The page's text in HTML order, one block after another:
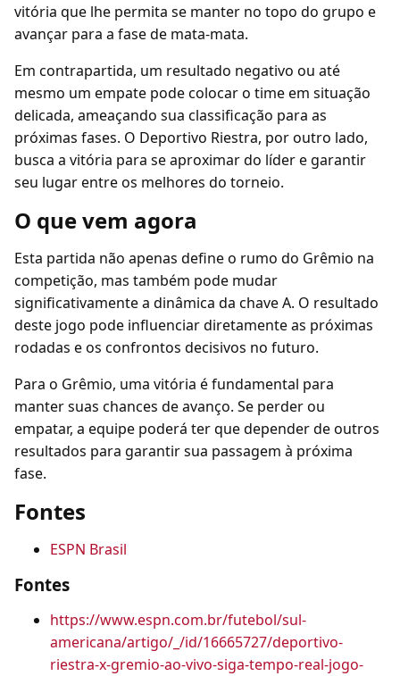
vitória que lhe permita se manter no topo do grupo e
avançar para a fase de mata-mata.
Em contrapartida, um resultado negativo ou até
mesmo um empate pode colocar o time em situação
delicada, ameaçando sua classificação para as
próximas fases. O Deportivo Riestra, por outro lado,
busca a vitória para se aproximar do líder e garantir
seu lugar entre os melhores do torneio.
O que vem agora
Esta partida não apenas define o rumo do Grêmio na
competição, mas também pode mudar
significativamente a dinâmica da chave A. O resultado
deste jogo pode influenciar diretamente as próximas
rodadas e os confrontos decisivos no futuro.
Para o Grêmio, uma vitória é fundamental para
manter suas chances de avanço. Se perder ou
empatar, a equipe poderá ter que depender de outros
resultados para garantir sua passagem à próxima
fase.
Fontes
ESPN Brasil
Fontes
https://www.espn.com.br/futebol/sul-
americana/artigo/_/id/16665727/deportivo-
riestra-x-gremio-ao-vivo-siga-tempo-real-jogo-